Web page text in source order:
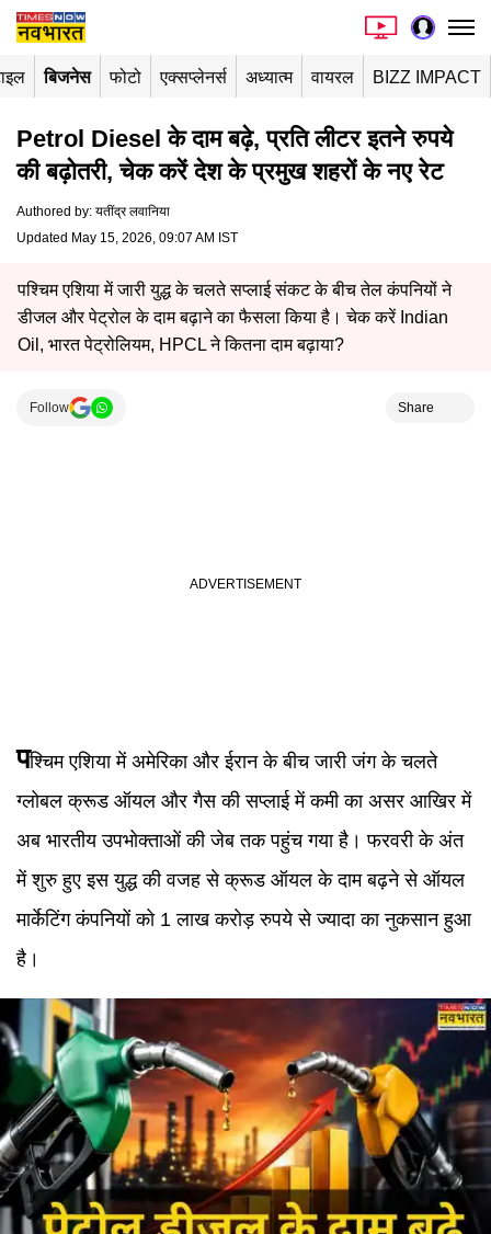
बिजनेस फोटो एक्सप्लेनर्स अध्यात्म वायरल BIZZ IMPACT
Petrol Diesel के दाम बढ़े, प्रति लीटर इतने रुपये
की बढ़ोतरी,​ चेक करें देश के प्रमुख शहरों के नए रेट
Authored by: यतींद्र लवानिया
Updated May 15, 2026, 09:07 AM IST
पश्चिम एशिया में जारी युद्ध के चलते सप्लाई संकट के बीच तेल कंपनियों ने
डीजल और पेट्रोल के दाम बढ़ाने का फैसला किया है। चेक करें Indian
Oil, भारत पेट्रोलियम, HPCL ने कितना दाम बढ़ाया?
Follow Share
पश्चिम एशिया में अमेरिका और ईरान के बीच जारी जंग के चलते
ग्लोबल क्रूड ऑयल और गैस की सप्लाई में कमी का असर आखिर में
अब भारतीय उपभोक्ताओं की जेब तक पहुंच गया है। फरवरी के अंत
में शुरु हुए इस युद्ध की वजह से क्रूड ऑयल के दाम बढ़ने से ऑयल
मार्केटिंग कंपनियों को 1 लाख करोड़ रुपये से ज्यादा का नुकसान हुआ
है।